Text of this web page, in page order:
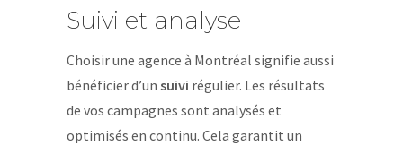
Suivi et analyse
Choisir une agence à Montréal signifie aussi
bénéficier d’un suivi régulier. Les résultats
de vos campagnes sont analysés et
optimisés en continu. Cela garantit un